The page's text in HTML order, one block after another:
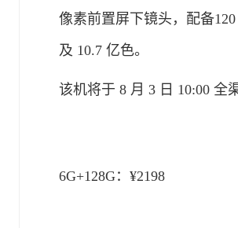
像素前置屏下镜头，配备
及 10.7 亿色。
该机将于 8 月 3 日 10:00 全
6G+128G：¥2198